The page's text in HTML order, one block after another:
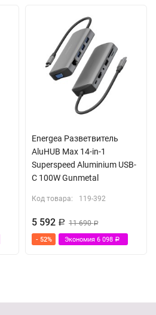
Energea Разветвитель
AluHUB Max 14-in-1
Superspeed Aluminium USB-
C 100W Gunmetal
Код товара: 119-392
5 592 Р 11 690Р
- 52% Экономия 6 098 Р